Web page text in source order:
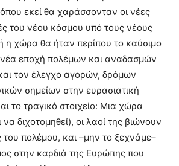
εκεί θα χαράσσονταν οι νέες
του νέου κόσμου υπό τους νέους
η χώρα θα ήταν περίπου το καύσιμο
νέα εποχή πολέμων και αναδασμών
τον έλεγχο αγορών, δρόμων
σημείων στην ευρασιατική
το τραγικό στοιχείο: Μια χώρα
να διχοτομηθεί), οι λαοί της βιώνουν
του πολέμου, και –μην το ξεχνάμε–
στην καρδιά της Ευρώπης που